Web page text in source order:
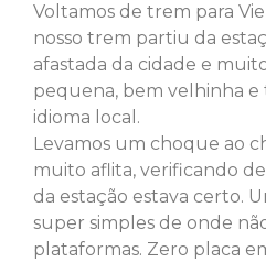
Voltamos de trem para
nosso trem partiu da
afastada da cidade e
pequena, bem velhinha e
idioma local.
Levamos um choque ao
muito aflita, verificando
da estação estava certo.
super simples de onde
plataformas. Zero placa